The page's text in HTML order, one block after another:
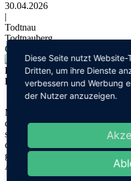
30.04.2026
|
Todtnau
Todtnauberg
Geschwend
Die Kinder begeistern mit
Lesewettbewerb
Mit großer Spannung und viel
den 30. April, der diesjährige
statt. Ein besonderer Dank gilt
dass die Veranstaltung im Haus
großzügige Raum bot den
Anlass.
Diese Seite nutzt
Dritten, um ihre Dienste
verbessern und Werbung
der Nutzer anzuzeigen.